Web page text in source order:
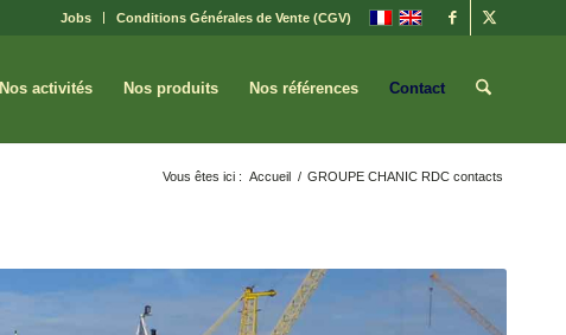
Jobs Conditions Générales de Vente (CGV)
Nos activités Nos produits Nos références Contact
Vous êtes ici : Accueil / GROUPE CHANIC RDC contacts